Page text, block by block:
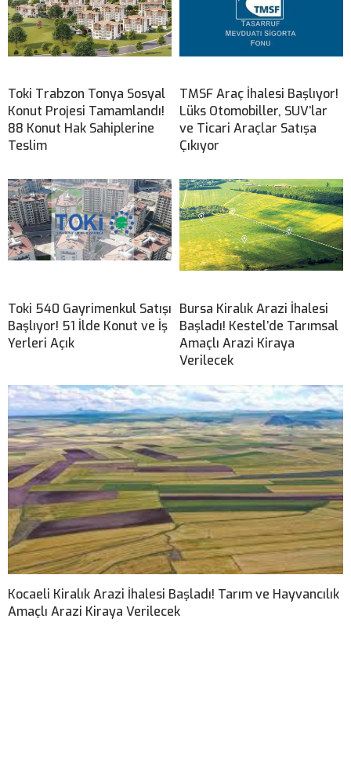
Toki Trabzon Tonya Sosyal
Konut Projesi Tamamlandı!
88 Konut Hak Sahiplerine
Teslim
TMSF Araç İhalesi Başlıyor!
Lüks Otomobiller, SUV’lar
ve Ticari Araçlar Satışa
Çıkıyor
Toki 540 Gayrimenkul Satışı
Başlıyor! 51 İlde Konut ve İş
Yerleri Açık
Bursa Kiralık Arazi İhalesi
Başladı! Kestel’de Tarımsal
Amaçlı Arazi Kiraya
Verilecek
Kocaeli Kiralık Arazi İhalesi Başladı! Tarım ve Hayvancılık
Amaçlı Arazi Kiraya Verilecek